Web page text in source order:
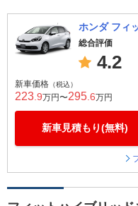
ホンダ フィ
総合評価
4.2
新車価格 （税込）
223 .9万円〜295 .6万円
新車見積もり(無料)